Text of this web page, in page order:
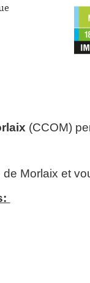
(CCOM)
Morlaix et